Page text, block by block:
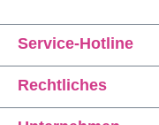
Service-Hotline
Rechtliches